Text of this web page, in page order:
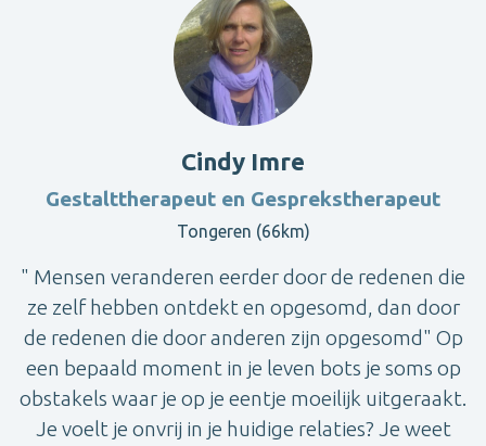
Cindy Imre
Gestalttherapeut en Gesprekstherapeut
Tongeren (66km)
" Mensen veranderen eerder door de redenen die
ze zelf hebben ontdekt en opgesomd, dan door
de redenen die door anderen zijn opgesomd" Op
een bepaald moment in je leven bots je soms op
obstakels waar je op je eentje moeilijk uitgeraakt.
Je voelt je onvrij in je huidige relaties? Je weet